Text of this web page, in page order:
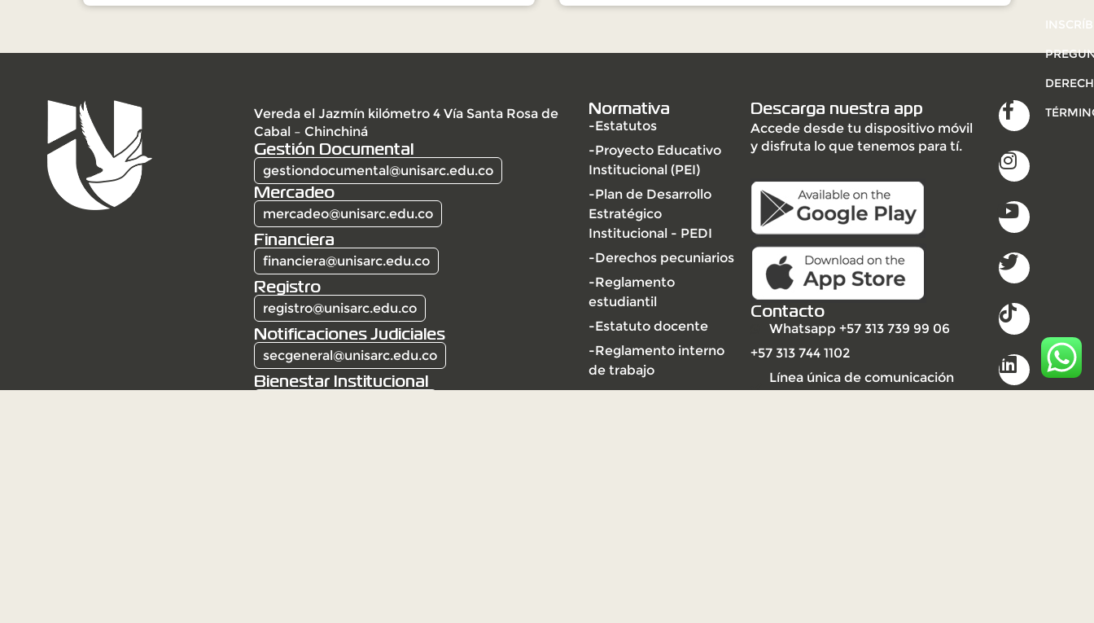
Vereda el Jazmín kilómetro 4 Vía Santa Rosa de
Cabal – Chinchiná
Gestión Documental
gestiondocumental@unisarc.edu.co
Mercadeo
mercadeo@unisarc.edu.co
Financiera
financiera@unisarc.edu.co
Registro
registro@unisarc.edu.co
Notificaciones Judiciales
secgeneral@unisarc.edu.co
Bienestar Institucional
Normativa
-Estatutos
-Proyecto Educativo
Institucional (PEI)
-Plan de Desarrollo
Estratégico
Institucional - PEDI
-Derechos pecuniarios
-Reglamento
estudiantil
-Estatuto docente
-Reglamento interno
de trabajo
Descarga nuestra app
Accede desde tu dispositivo móvil
y disfruta lo que tenemos para tí.
Contacto
Whatsapp +57 313 739 99 06
+57 313 744 1102
Línea única de comunicación